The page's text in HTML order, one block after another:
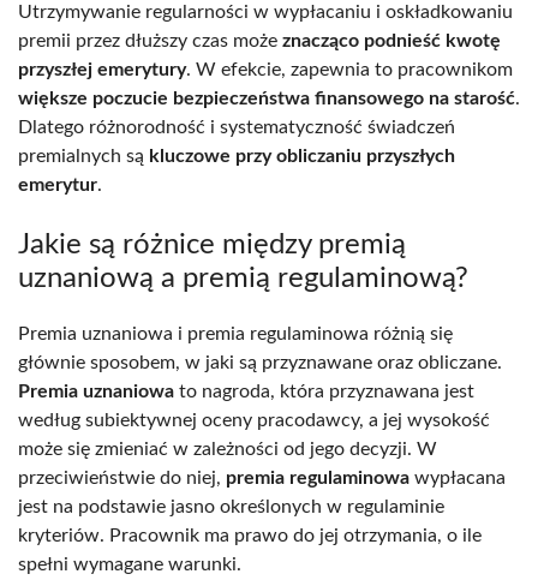
Utrzymywanie regularności w wypłacaniu i oskładkowaniu
premii przez dłuższy czas może znacząco podnieść kwotę
przyszłej emerytury. W efekcie, zapewnia to pracownikom
większe poczucie bezpieczeństwa finansowego na starość.
Dlatego różnorodność i systematyczność świadczeń
premialnych są kluczowe przy obliczaniu przyszłych
emerytur.
Jakie są różnice między premią
uznaniową a premią regulaminową?
Premia uznaniowa i premia regulaminowa różnią się
głównie sposobem, w jaki są przyznawane oraz obliczane.
Premia uznaniowa to nagroda, która przyznawana jest
według subiektywnej oceny pracodawcy, a jej wysokość
może się zmieniać w zależności od jego decyzji. W
przeciwieństwie do niej, premia regulaminowa wypłacana
jest na podstawie jasno określonych w regulaminie
kryteriów. Pracownik ma prawo do jej otrzymania, o ile
spełni wymagane warunki.